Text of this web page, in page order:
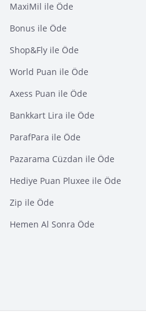
MaxiMil ile Öde
Bonus ile Öde
Shop&Fly ile Öde
World Puan ile Öde
Axess Puan ile Öde
Bankkart Lira ile Öde
ParafPara ile Öde
Pazarama Cüzdan ile Öde
Hediye Puan Pluxee ile Öde
Zip ile Öde
Hemen Al Sonra Öde